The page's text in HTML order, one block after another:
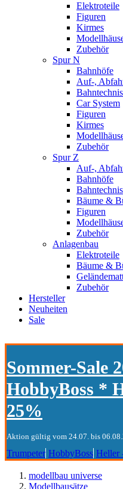
Elektroteile
Figuren
Kirmes
Zubehör
Spur N
Bahnhöfe
Auf-,
Car System
Figuren
Kirmes
Zubehör
Spur Z
Auf-,
Bahnhöfe
Bäume &
Figuren
Zubehör
Anlagenbau
Elektroteile
Bäume &
Zubehör
Hersteller
Neuheiten
Sale
Sommer-Sale
HobbyBoss *
25%
Aktion gültig vom 24.07. bis
Trumpeter HobbyBoss Heller
modellbau universe
Modellbausätze